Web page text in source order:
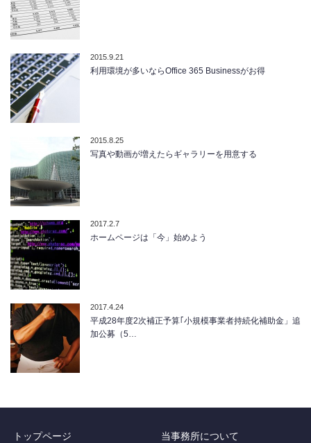
2015.9.21
利用環境が多いならOffice 365 Businessがお得
2015.8.25
写真や動画が増えたらギャラリーを用意する
2017.2.7
ホームページは「今」始めよう
2017.4.24
平成28年度2次補正予算｢小規模事業者持続化補助金」追
加公募（5…
トップページ 当事務所について